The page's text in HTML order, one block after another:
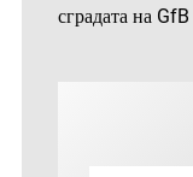
сградата на